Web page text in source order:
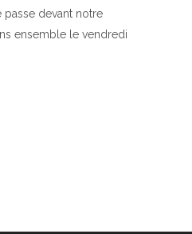
passe devant notre
ensemble le vendredi